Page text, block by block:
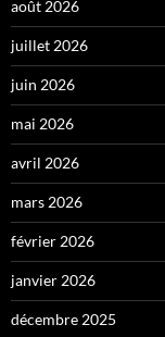
août 2026
juillet 2026
juin 2026
mai 2026
avril 2026
mars 2026
février 2026
janvier 2026
décembre 2025